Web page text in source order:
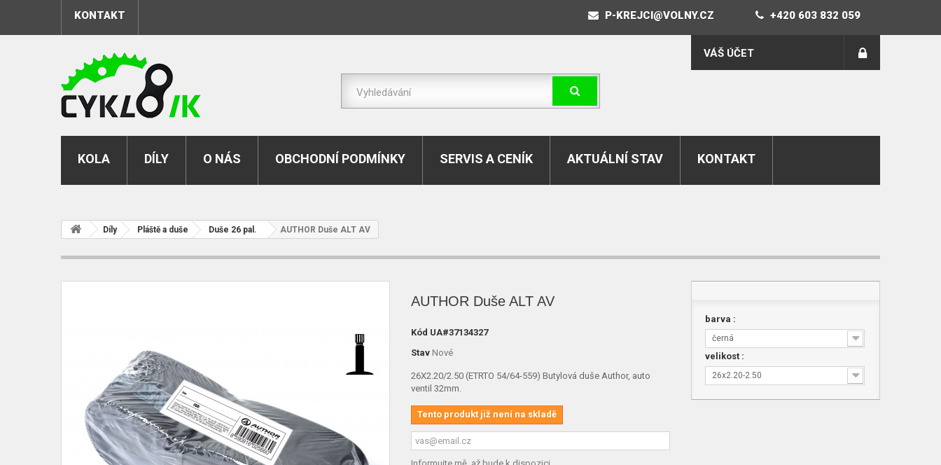
KONTAKT P-KREJCI@VOLNY.CZ +420 603 832 059
VÁŠ ÚČET
KOLA DÍLY O NÁS OBCHODNÍ PODMÍNKY SERVIS A CENÍK AKTUÁLNÍ STAV KONTAKT
Díly Pláště a duše Duše 26 pal. AUTHOR Duše ALT AV
AUTHOR Duše ALT AV
Kód UA#37134327
Stav Nové
26X2.20/2.50 (ETRTO 54/64-559) Butylová duše Author, auto
ventil 32mm.
Tento produkt již není na skladě
barva :
černá
velikost :
26x2.20-2.50